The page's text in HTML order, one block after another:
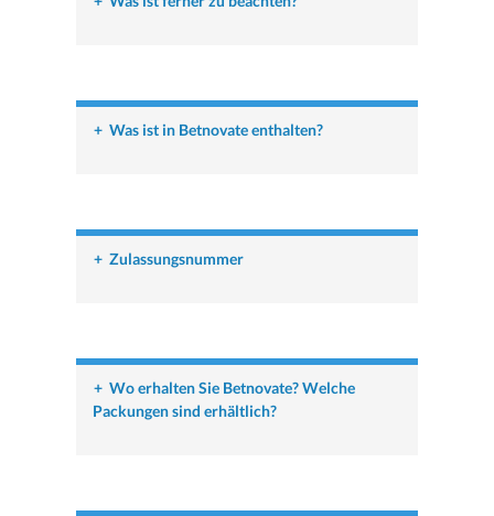
+ Was ist in Betnovate enthalten?
+ Zulassungsnummer
+ Wo erhalten Sie Betnovate? Welche
Packungen sind erhältlich?